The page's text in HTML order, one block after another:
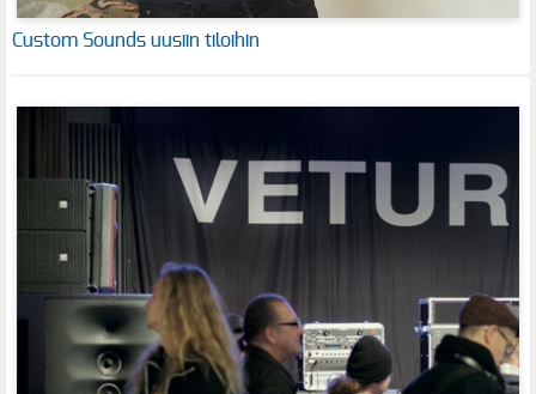
Custom Sounds uusiin tiloihin